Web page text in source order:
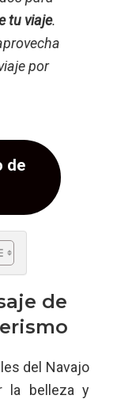
tu viaje.
por
de
de
del Navajo
la belleza y